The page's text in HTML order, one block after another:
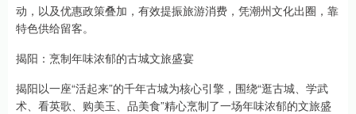
动，以及优惠政策叠加，有效提振旅游消费，凭潮州文化出圈，靠
特色供给留客。
揭阳：烹制年味浓郁的古城文旅盛宴
揭阳以一座“活起来”的千年古城为核心引擎，围绕“逛古城、学武
术、看英歌、购美玉、品美食”精心烹制了一场年味浓郁的文旅盛